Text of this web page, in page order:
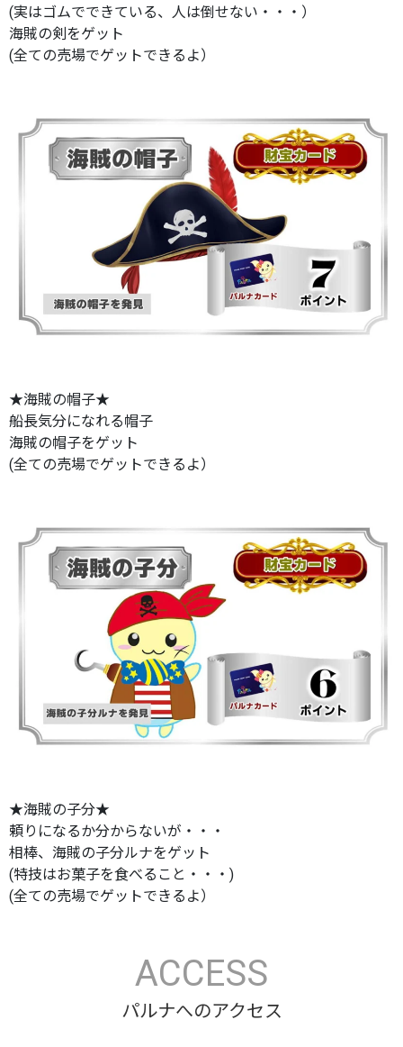
(実はゴムでできている、人は倒せない・・・）
海賊の剣をゲット
(全ての売場でゲットできるよ）
★海賊の帽子★
船長気分になれる帽子
海賊の帽子をゲット
(全ての売場でゲットできるよ）
★海賊の子分★
頼りになるか分からないが・・・
相棒、海賊の子分ルナをゲット
(特技はお菓子を食べること・・・)
(全ての売場でゲットできるよ）
ACCESS
パルナへのアクセス